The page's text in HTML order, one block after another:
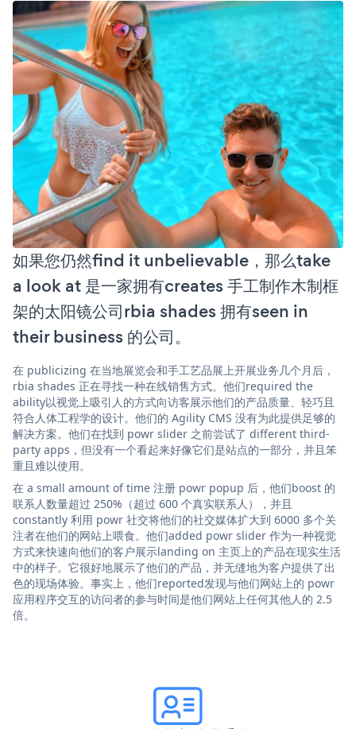
如果您仍然find it unbelievable，那么take
a look at 是一家拥有creates 手工制作木制框
架的太阳镜公司rbia shades 拥有seen in
their business 的公司。
在 publicizing 在当地展览会和手工艺品展上开展业务几个月后，
rbia shades 正在寻找一种在线销售方式。他们required the
ability以视觉上吸引人的方式向访客展示他们的产品质量、轻巧且
符合人体工程学的设计。他们的 Agility CMS 没有为此提供足够的
解决方案。他们在找到 powr slider 之前尝试了 different third-
party apps，但没有一个看起来好像它们是站点的一部分，并且笨
重且难以使用。
在 a small amount of time 注册 powr popup 后，他们boost 的
联系人数量超过 250%（超过 600 个真实联系人），并且
constantly 利用 powr 社交将他们的社交媒体扩大到 6000 多个关
注者在他们的网站上喂食。他们added powr slider 作为一种视觉
方式来快速向他们的客户展示landing on 主页上的产品在现实生活
中的样子。它很好地展示了他们的产品，并无缝地为客户提供了出
色的现场体验。事实上，他们reported发现与他们网站上的 powr
应用程序交互的访问者的参与时间是他们网站上任何其他人的 2.5
倍。